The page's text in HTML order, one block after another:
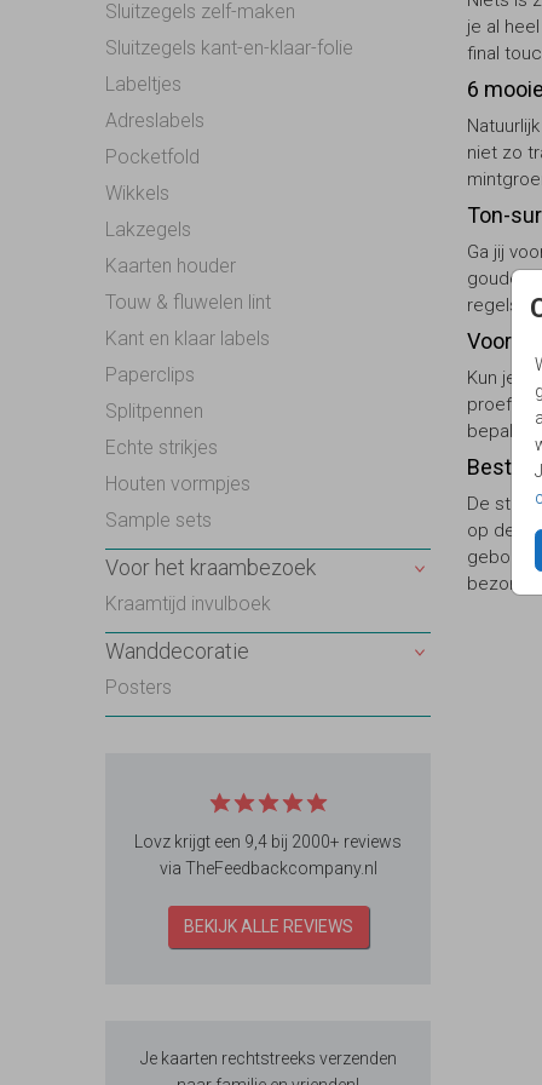
Sluitzegels zelf-maken
Sluitzegels kant-en-klaar-folie
Labeltjes
Adreslabels
Pocketfold
Wikkels
Lakzegels
Kaarten houder
Touw & fluwelen lint
Kant en klaar labels
Paperclips
Splitpennen
Echte strikjes
Houten vormpjes
Sample sets
Voor het kraambezoek
Kraamtijd invulboek
Wanddecoratie
Posters
Lovz krijgt een 9,4 bij 2000+ reviews
via TheFeedbackcompany.nl
BEKIJK ALLE REVIEWS
Je kaarten rechtstreeks verzenden
je al
final
6
niet zo
Ton-
Ga jij
gouden
regels
Kun je
bepalen
Bestel
De
op de